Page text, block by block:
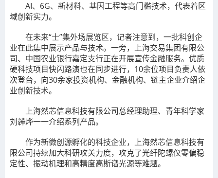
AI、6G、新材料、基因工程等高门槛技术，代表着区
域创新实力。
在未来“士”集外场展览区，记者注意到，一批科创企
业在此集中展示产品与技术。一旁，上海交易集团有限公
司、中国农业银行嘉定支行正在开展宣传金融服务。优质
硬科技项目快闪路演也在同步进行，10余位项目负责人依
次登台，向30余家投资机构、金融机构、链主企业介绍企
业创新技术。
上海然芯信息科技有限公司总经理助理、青年科学家
刘韡烨一一介绍系列产品。
作为新微创源孵化的科技企业，上海然芯信息科技有
限公司持续加大科研攻关力度，攻克了光纤陀螺仪零偏稳
定性、振动机理和高精度高斯谱光源等难题。